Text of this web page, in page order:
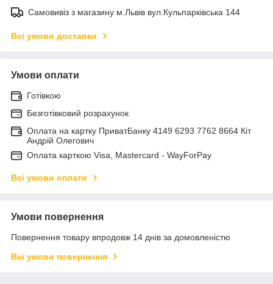
Самовивіз з магазину м.Львів вул.Кульпарківська 144
Всі умови доставки
Умови оплати
Готівкою
Безготівковий розрахунок
Оплата на картку ПриватБанку 4149 6293 7762 8664 Кіт
Андрій Олегович
Оплата карткою Visa, Mastercard - WayForPay
Всі умови оплати
Умови повернення
Повернення товару впродовж 14 днів за домовленістю
Всі умови повернення